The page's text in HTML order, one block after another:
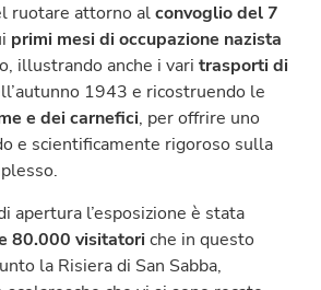
attorno alconvoglio del 7
primi mesi di occupazione nazista
illustrando anche i vari trasporti di
1943 e ricostruendo le
e dei carnefici, per offrire uno
e scientificamente rigoroso sulla
l’esposizione è stata
80.000 visitatoriche in questo
la Risiera di San Sabba,